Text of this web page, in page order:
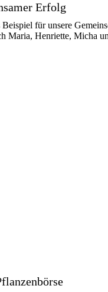
Erfolg
für unsere
Maria, Henriette, Micha